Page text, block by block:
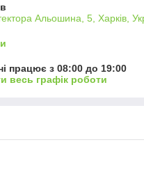
Альошина, 5, Харків,
працює з 08:00 до 19:00
весь графік роботи